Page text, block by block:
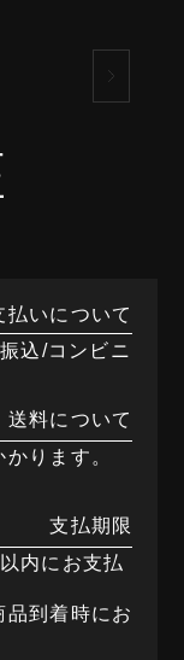
払いについて
込/コンビニ
送料について
ります。
支払期限
内にお支払
品到着時にお